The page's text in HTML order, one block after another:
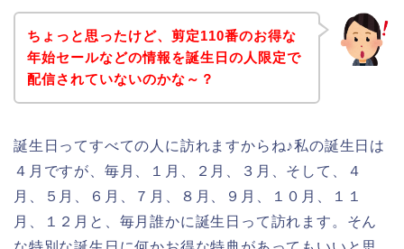
ちょっと思ったけど、剪定110番のお得な
年始セールなどの情報を誕生日の人限定で
配信されていないのかな～？
誕生日ってすべての人に訪れますからね♪私の誕生日は
４月ですが、毎月、１月、２月、３月、そして、４
月、５月、６月、７月、８月、９月、１０月、１１
月、１２月と、毎月誰かに誕生日って訪れます。そん